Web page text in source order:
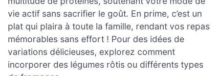
vie actif sans sacrifier le goût. En prime, c’est un
plat qui plaira à toute la famille, rendant vos repas
mémorables sans effort ! Pour des idées de
variations délicieuses, explorez comment
incorporer des légumes rôtis ou différents types